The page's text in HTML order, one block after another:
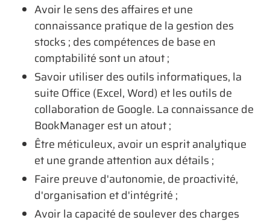
Avoir le sens des affaires et une
connaissance pratique de la gestion des
stocks ; des compétences de base en
comptabilité sont un atout ;
Savoir utiliser des outils informatiques, la
suite Office (Excel, Word) et les outils de
collaboration de Google. La connaissance de
BookManager est un atout ;
Être méticuleux, avoir un esprit analytique
et une grande attention aux détails ;
Faire preuve d'autonomie, de proactivité,
d'organisation et d'intégrité ;
Avoir la capacité de soulever des charges